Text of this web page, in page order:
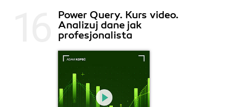
Power Query. Kurs video.
Analizuj dane jak
profesjonalista